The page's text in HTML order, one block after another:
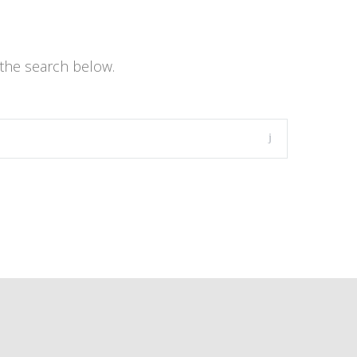
search below.